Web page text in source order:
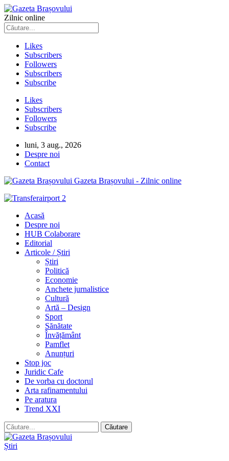
Zilnic online
Likes
Subscribers
Followers
Subscribers
Subscribe
Likes
Subscribers
Followers
Subscribe
luni, 3 aug., 2026
Despre noi
Contact
Gazeta Brașovului - Zilnic online
Acasă
Despre noi
HUB Colaborare
Editorial
Articole / Știri
Știri
Politică
Economie
Anchete jurnalistice
Cultură
Artă – Design
Sport
Sănătate
Învățământ
Pamflet
Anunțuri
Stop joc
Juridic Cafe
De vorba cu doctorul
Arta rafinamentului
Pe aratura
Trend XXI
Știri